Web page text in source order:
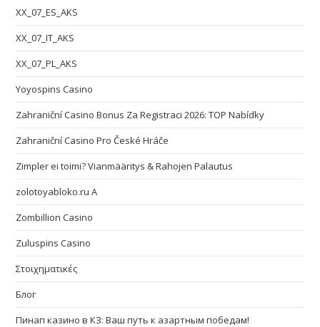
XX_07_ES_AKS
XX_07_IT_AKS
XX_07_PL_AKS
Yoyospins Casino
Zahraniční Casino Bonus Za Registraci 2026: TOP Nabídky
Zahraniční Casino Pro České Hráče
Zimpler ei toimi? Vianmääritys & Rahojen Palautus
zolotoyabloko.ru A
Zombillion Casino
Zuluspins Casino
Στοιχηματικές
Блог
Пинап казино в КЗ: Ваш путь к азартным победам!